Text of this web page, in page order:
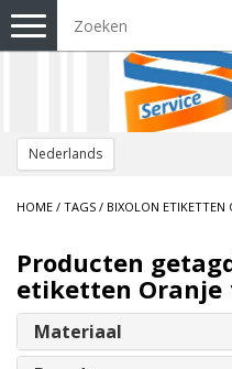
Nederlands
Toggle
navigation
HOME / TAGS / BIXOLON ETIKETTEN
Producten
etiketten Oranje
Materiaal